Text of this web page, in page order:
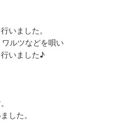
いました。
ルツなどを唄い
いました♪
した。